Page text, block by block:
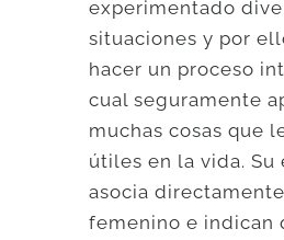
experimentado
situaciones y por
hacer un proceso
cual seguramente
muchas cosas que
útiles en la vida. Su
asocia
femenino e indican